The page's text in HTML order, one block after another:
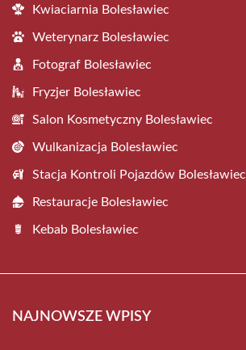
Kwiaciarnia Bolesławiec
Weterynarz Bolesławiec
Fotograf Bolesławiec
Fryzjer Bolesławiec
Salon Kosmetyczny Bolesławiec
Wulkanizacja Bolesławiec
Stacja Kontroli Pojazdów Bolesławiec
Restauracje Bolesławiec
Kebab Bolesławiec
NAJNOWSZE WPISY